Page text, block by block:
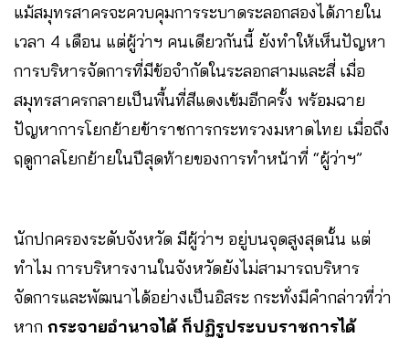
แม้สมุทรสาครจะควบคุมการระบาดระลอกสองได้ภายใน
เวลา 4 เดือน แต่ผู้ว่าฯ คนเดียวกันนี้ ยังทำให้เห็นปัญหา
การบริหารจัดการที่มีข้อจำกัดในระลอกสามและสี่ เมื่อ
สมุทรสาครกลายเป็นพื้นที่สีแดงเข้มอีกครั้ง พร้อมฉาย
ปัญหาการโยกย้ายข้าราชการกระทรวงมหาดไทย เมื่อถึง
ฤดูกาลโยกย้ายในปีสุดท้ายของการทำหน้าที่ “ผู้ว่าฯ”
นักปกครองระดับจังหวัด มีผู้ว่าฯ อยู่บนจุดสูงสุดนั้น แต่
ทำไม การบริหารงานในจังหวัดยังไม่สามารถบริหาร
จัดการและพัฒนาได้อย่างเป็นอิสระ กระทั่งมีคำกล่าวที่ว่า
หาก กระจายอำนาจได้ ก็ปฏิรูประบบราชการได้